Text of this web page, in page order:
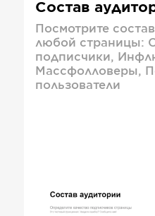
Состав
Посмотрите
любой страницы:
подписчики,
Массфолловеры,
пользователи